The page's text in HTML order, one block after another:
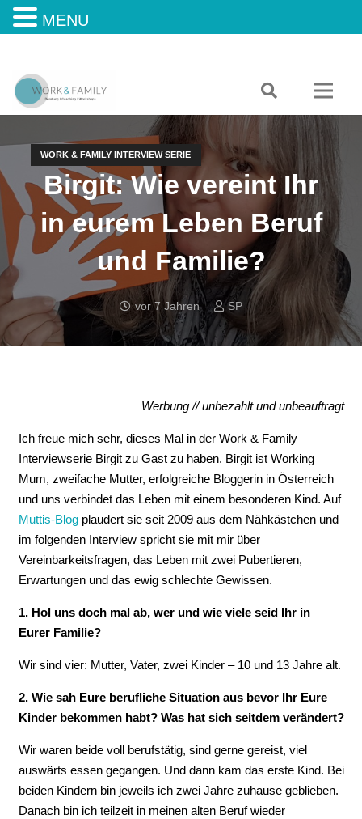
WORK & FAMILY INTERVIEW SERIE
Birgit: Wie vereint Ihr
in eurem Leben Beruf
und Familie?
vor 7 Jahren SP
Werbung // unbezahlt und unbeauftragt
Ich freue mich sehr, dieses Mal in der Work & Family
Interviewserie Birgit zu Gast zu haben. Birgit ist Working
Mum, zweifache Mutter, erfolgreiche Bloggerin in Österreich
und uns verbindet das Leben mit einem besonderen Kind. Auf
Muttis-Blogplaudert sie seit 2009 aus dem Nähkästchen und
im folgenden Interview spricht sie mit mir über
Vereinbarkeitsfragen, das Leben mit zwei Pubertieren,
Erwartungen und das ewig schlechte Gewissen.
1. Hol uns doch mal ab, wer und wie viele seid Ihr in
Eurer Familie?
Wir sind vier: Mutter, Vater, zwei Kinder – 10 und 13 Jahre alt.
2. Wie sah Eure berufliche Situation aus bevor Ihr Eure
Kinder bekommen habt? Was hat sich seitdem verändert?
Wir waren beide voll berufstätig, sind gerne gereist, viel
auswärts essen gegangen. Und dann kam das erste Kind. Bei
beiden Kindern bin jeweils ich zwei Jahre zuhause geblieben.
Danach bin ich teilzeit in meinen alten Beruf wieder
MENU